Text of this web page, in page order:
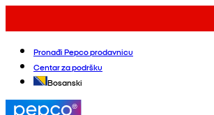
Pronađi Pepco prodavnicu
Centar za podršku
Bosanski